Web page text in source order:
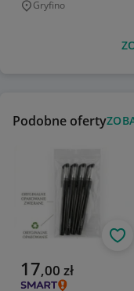
Miejscowość
Gryfino
Podobne oferty
Aktualna cena
17,00 zł